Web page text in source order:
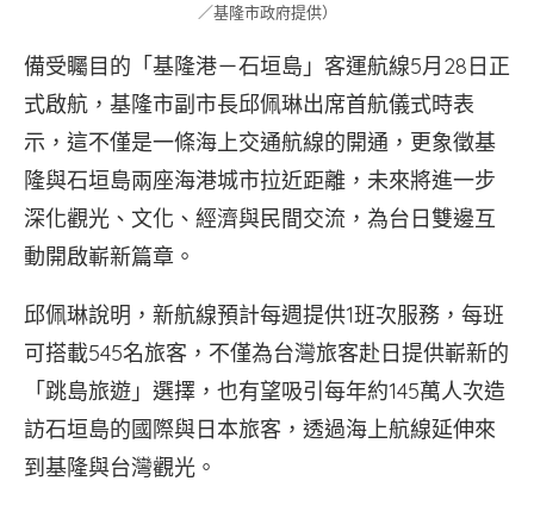
／基隆市政府提供）
備受矚目的「基隆港－石垣島」客運航線5月28日正
式啟航，基隆市副市長邱佩琳出席首航儀式時表
示，這不僅是一條海上交通航線的開通，更象徵基
隆與石垣島兩座海港城市拉近距離，未來將進一步
深化觀光、文化、經濟與民間交流，為台日雙邊互
動開啟嶄新篇章。
邱佩琳說明，新航線預計每週提供1班次服務，每班
可搭載545名旅客，不僅為台灣旅客赴日提供嶄新的
「跳島旅遊」選擇，也有望吸引每年約145萬人次造
訪石垣島的國際與日本旅客，透過海上航線延伸來
到基隆與台灣觀光。